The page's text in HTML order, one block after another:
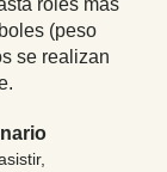
roles más
(peso
se realizan